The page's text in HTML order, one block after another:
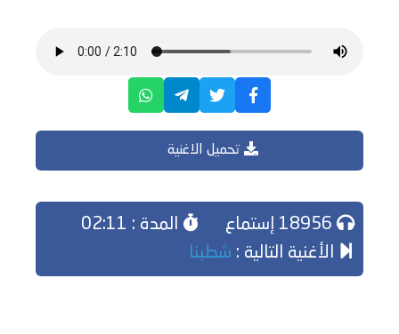
تحميل الاغنية
المدة : 02:11
الأغنية التالية : شطبنا